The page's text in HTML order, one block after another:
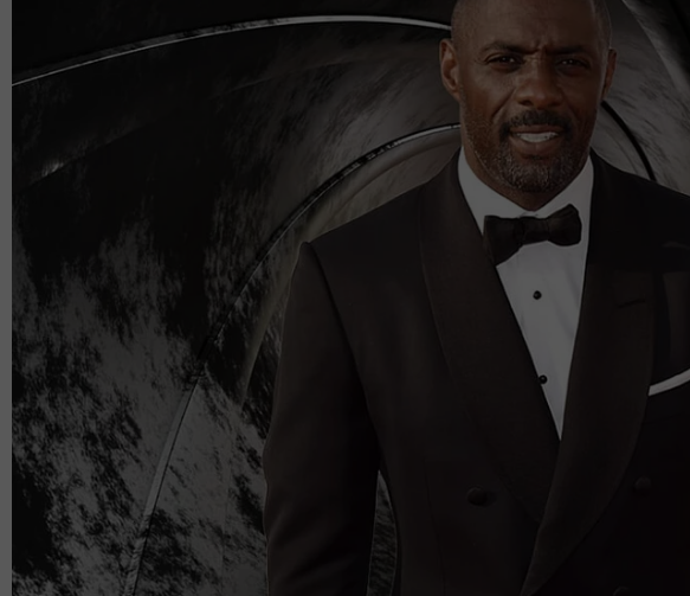
RM519,878.40) agar dua kanak-kanak terbabit tidak dicederakan.
Artikel Berkaitan:
Saif Ali Khan ditikam perompak 6 kali hampir terkena tulang
pisau tertinggal di badan
'Suspek menaruh perasaan, ugut bunuh...' Polis dedah cinta
beranak ditikam, Zulaila masih bergelar isteri
Wanita reda hilang suami & anak, maut ditikam pergi
sangat disenangi keluarga'
Tikam & samun pemandu e-hailing, suspek penumpang
untuk bercuti dan bekerja di Australia
Mendengar jeritan wanita terbabit, Saif pun bergegas ke bilik tidur
pergelutan hingga Saif ditikam pisau bertubi-tubi.
Demi melindungi keluarga dan diri, Saif sanggup menyabung nyawa
bersenjata itu hingga mengalami kecederaan pada tangan kiri,
tulang belakangnya.
Polis mengesyaki ia adalah perbuatan 'orang dalam'